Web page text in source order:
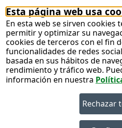
Esta página web usa
En esta web se sirven cookies
permitir y optimizar su
cookies de terceros con el fin
funcionalidades de redes
basada en sus hábitos de
rendimiento y tráfico web.
información en nuestra